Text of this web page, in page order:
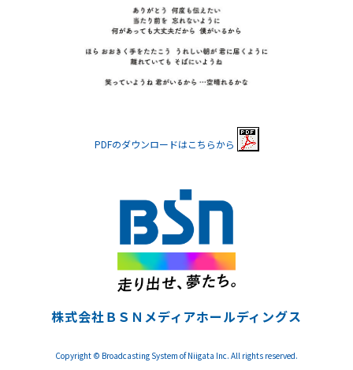
PDFのダウンロードはこちらから
株式会社ＢＳＮメディアホールディングス
Copyright © Broadcasting System of Niigata Inc. All rights reserved.